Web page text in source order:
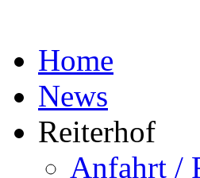
Home
News
Reiterhof
Anfahrt /